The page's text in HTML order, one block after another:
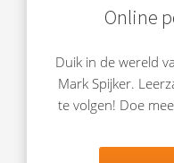
Online
Duik in de wereld
Mark Spijker.
te volgen! Doe